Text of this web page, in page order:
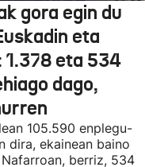
gora egin du
eta
1.378 eta 534
dago,
105.590 enplegu-
dira, ekainean baino
berriz, 534